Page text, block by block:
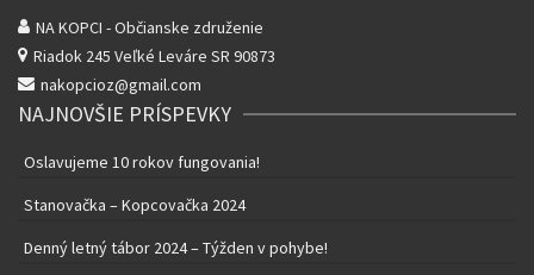
NA KOPCI - Občianske združenie
Riadok 245 Veľké Leváre SR 90873
nakopcioz@gmail.com
NAJNOVŠIE PRÍSPEVKY
Oslavujeme 10 rokov fungovania!
Stanovačka – Kopcovačka 2024
Denný letný tábor 2024 – Týžden v pohybe!